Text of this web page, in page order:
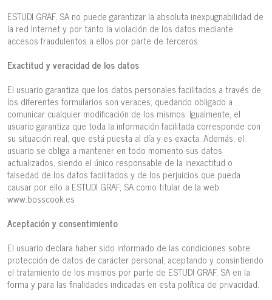
ESTUDI GRAF, SA no puede garantizar la absoluta inexpugnabilidad de
la red Internet y por tanto la violación de los datos mediante
accesos fraudulentos a ellos por parte de terceros.
Exactitud y veracidad de los datos
El usuario garantiza que los datos personales facilitados a través de
los diferentes formularios son veraces, quedando obligado a
comunicar cualquier modificación de los mismos. Igualmente, el
usuario garantiza que toda la información facilitada corresponde con
su situación real, que está puesta al día y es exacta. Además, el
usuario se obliga a mantener en todo momento sus datos
actualizados, siendo el único responsable de la inexactitud o
falsedad de los datos facilitados y de los perjuicios que pueda
causar por ello a ESTUDI GRAF, SA como titular de la web
www.bosscook.es
Aceptación y consentimiento
El usuario declara haber sido informado de las condiciones sobre
protección de datos de carácter personal, aceptando y consintiendo
el tratamiento de los mismos por parte de ESTUDI GRAF, SA en la
forma y para las finalidades indicadas en esta política de privacidad.